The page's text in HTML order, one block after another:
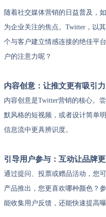
随着社交媒体营销的日益普及，
为企业关注的焦点。Twitter，以
个与客户建立情感连接的绝佳平
户的注意力呢？
内容创意：让推文更有吸引力
内容创意是Twitter营销的核心。
默风格的短视频，或者设计简单
信息流中更具辨识度。
引导用户参与：互动让品牌
通过提问、投票或赠品活动，您
产品推出，您更喜欢哪种颜色？
能收集用户反馈，还能快速提高曝